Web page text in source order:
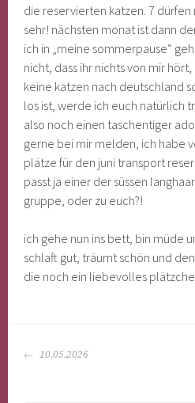
die reservierten katzen. 7
sehr! nächsten monat ist dann
ich in „meine sommerpause“
nicht, dass ihr nichts von mir
keine katzen nach deutschland
los ist, werde ich euch natürlich
also noch einen taschentiger
gerne bei mir melden, ich habe
plätze für den juni transport
passt ja einer der süssen
gruppe, oder zu euch?!
ich gehe nun ins bett, bin müde
schlaft gut, träumt schön und
die noch ein liebevolles
BEITRAGS-
10.05.2026